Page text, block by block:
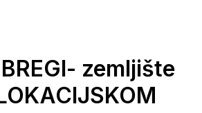
zemljište